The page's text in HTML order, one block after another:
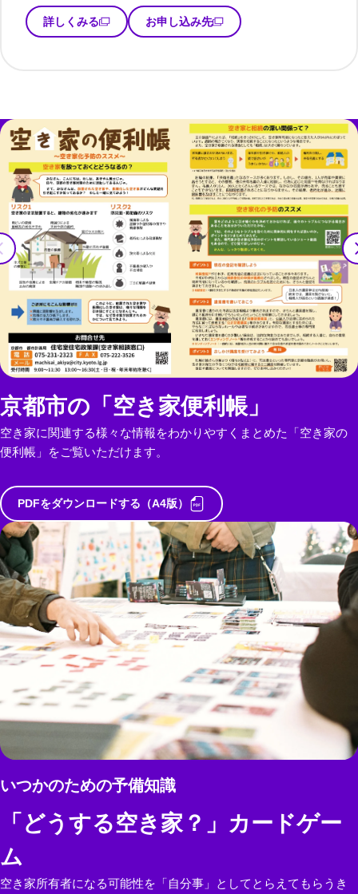
詳しくみる お申し込み先
京都市の「空き家便利帳」
空き家に関連する様々な情報をわかりやすくまとめた「空き家の
便利帳」をご覧いただけます。
PDFをダウンロードする（A4版）
いつかのための予備知識
「どうする空き家？」カードゲー
ム
空き家所有者になる可能性を「自分事」としてとらえてもらうき